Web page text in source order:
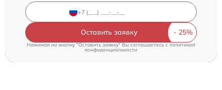
Оставить заявку
Нажимая на кнопку "Оставить заявку" Вы соглашаетесь c политикой
конфиденциальности